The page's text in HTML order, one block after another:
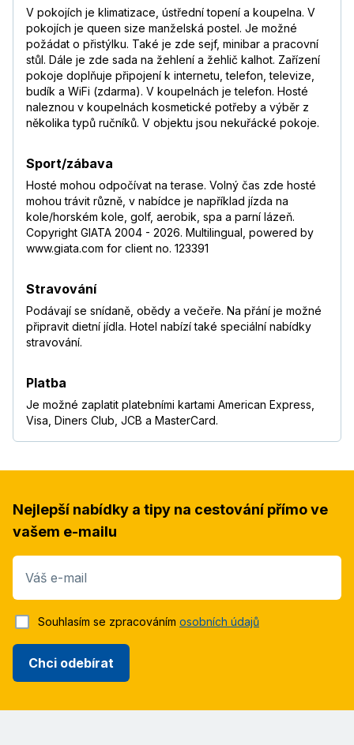
V pokojích je klimatizace, ústřední topení a koupelna. V
pokojích je queen size manželská postel. Je možné
požádat o přistýlku. Také je zde sejf, minibar a pracovní
stůl. Dále je zde sada na žehlení a žehlič kalhot. Zařízení
pokoje doplňuje připojení k internetu, telefon, televize,
budík a WiFi (zdarma). V koupelnách je telefon. Hosté
naleznou v koupelnách kosmetické potřeby a výběr z
několika typů ručníků. V objektu jsou nekuřácké pokoje.
Sport/zábava
Hosté mohou odpočívat na terase. Volný čas zde hosté
mohou trávit různě, v nabídce je například jízda na
kole/horském kole, golf, aerobik, spa a parní lázeň.
Copyright GIATA 2004 - 2026. Multilingual, powered by
www.giata.com for client no. 123391
Stravování
Podávají se snídaně, obědy a večeře. Na přání je možné
připravit dietní jídla. Hotel nabízí také speciální nabídky
stravování.
Platba
Je možné zaplatit platebními kartami American Express,
Visa, Diners Club, JCB a MasterCard.
Nejlepší nabídky a tipy na cestování přímo ve
vašem e-mailu
Váš e-mail
Chci odebírat
Souhlasím se zpracováním osobních údajů